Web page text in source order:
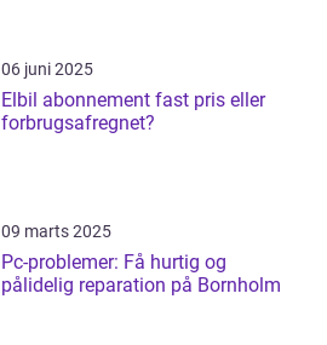
06 juni 2025
Elbil abonnement fast pris eller
forbrugsafregnet?
09 marts 2025
Pc-problemer: Få hurtig og
pålidelig reparation på Bornholm